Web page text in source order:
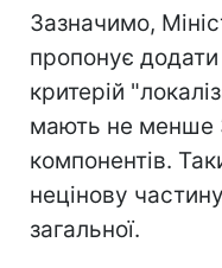
Зазначимо,
пропонує
критерій
мають не менше
компонентів.
нецінову
загальної.